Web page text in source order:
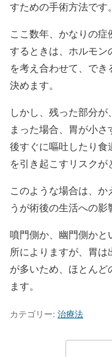
すための手術方法です。
ここ数年、かなりの
するときは、ホルモ
を考え合わせて、で
決めます。
しかし、残った部分
まった場合、胃が小
後すぐに嘔吐したり食
を引き起こすリスクが
このような場合は、
うが術後の生活への影
噴門側か、幽門側か
所によりますが、胃
が多いため、ほとん
ます。
カテゴリー: 治療法